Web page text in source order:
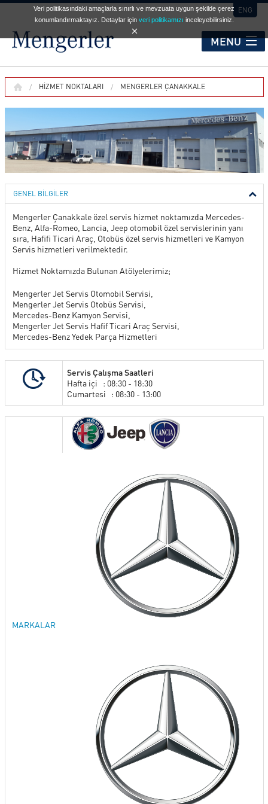
ENG
MENU
HİZMET NOKTALARI
OTOMOBİL
İKİNCİ EL
KİRALAMA HİZMETLERİ
ONLINE RANDEVU
GÖRÜŞ ÖNERİ FORMU
İLETİŞİM FORMU
HIZMET NOKTALARI MENGERLER ÇANAKKALE
GENEL BİLGİLER
Mengerler Çanakkale özel servis hizmet noktamızda Mercedes-
Benz, Alfa-Romeo, Lancia, Jeep otomobil özel servislerinin yanı
sıra, Hafifi Ticari Araç, Otobüs özel servis hizmetleri ve Kamyon
Servis hizmetleri verilmektedir.
Hizmet Noktamızda Bulunan Atölyelerimiz;
Mengerler Jet Servis Otomobil Servisi,
Mengerler Jet Servis Otobüs Servisi,
Mercedes-Benz Kamyon Servisi,
Mengerler Jet Servis Hafif Ticari Araç Servisi,
Mercedes-Benz Yedek Parça Hizmetleri
Servis Çalışma Saatleri
Hafta içi : 08:30 - 18:30
Cumartesi : 08:30 - 13:00
MARKALAR
Veri politikasındaki amaçlarla sınırlı ve mevzuata uygun şekilde çerez
konumlandırmaktayız. Detaylar için veri politikamızı inceleyebilirsiniz.